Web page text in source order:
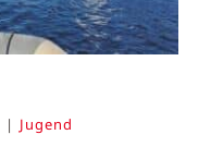
| Jugend